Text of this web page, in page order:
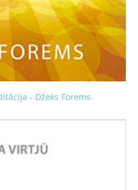
- Džeks Forems